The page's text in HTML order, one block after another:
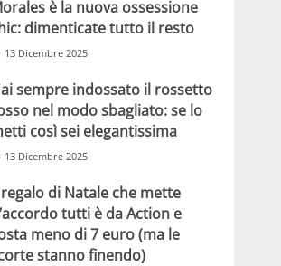
è la nuova ossessione
dimenticate tutto il resto
13 Dicembre 2025
sempre indossato il rossetto
nel modo sbagliato: se lo
così sei elegantissima
13 Dicembre 2025
di Natale che mette
tutti è da Action e
meno di 7 euro (ma le
stanno finendo)